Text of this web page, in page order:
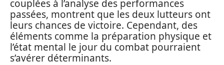
couplées à l’analyse des performances
passées, montrent que les deux lutteurs ont
leurs chances de victoire. Cependant, des
éléments comme la préparation physique et
l’état mental le jour du combat pourraient
s’avérer déterminants.